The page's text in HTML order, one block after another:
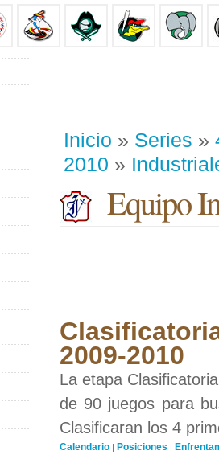
Inicio » Series »
2010 »
Equipo
2009-2010
La etapa
de 90 juegos para
Clasificaran los 4
Calendario | Posiciones |